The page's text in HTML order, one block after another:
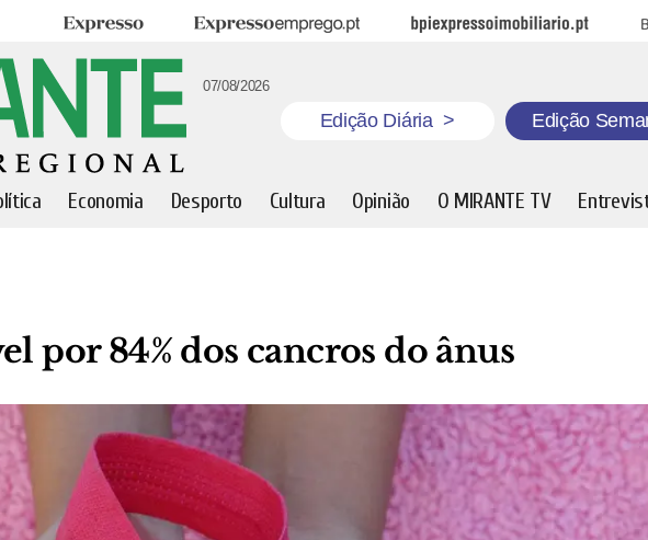
Expresso Expresso Emprego BPI Expresso Imobiliário
07/08/2026
Edição Diária > Edição
Economia Desporto Cultura Opinião O MIRANTE TV
por 84% dos cancros do ânus